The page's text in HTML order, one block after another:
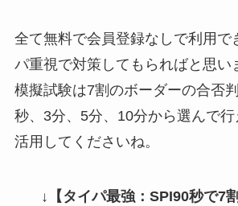
全て無料で会員登録なしで利用で
パ重視で対策してもらればと思い
模擬試験は7割のボーダーの合否
秒、3分、5分、10分から選んで
活用してくださいね。
↓ 【タイパ最強：SPI90秒で7